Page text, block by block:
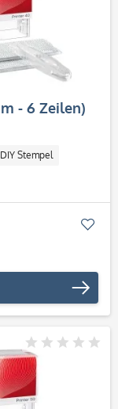
- 6 Zeilen)
DIY Stempel